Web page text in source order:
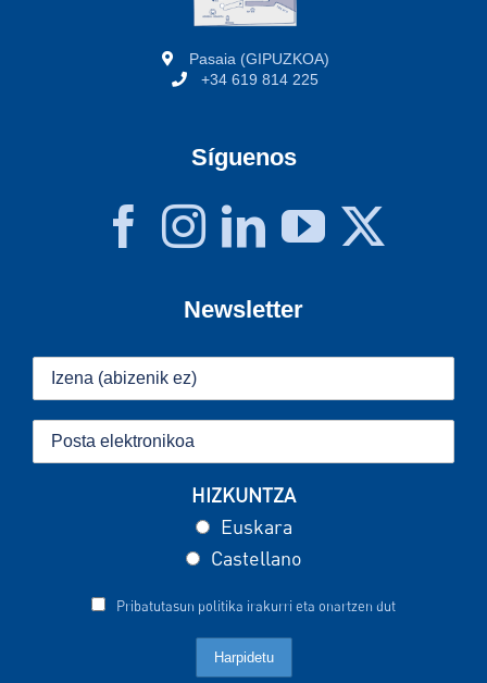
Pasaia (GIPUZKOA)
+34 619 814 225
Síguenos
Newsletter
HIZKUNTZA
Euskara
Castellano
Pribatutasun politika irakurri eta onartzen dut